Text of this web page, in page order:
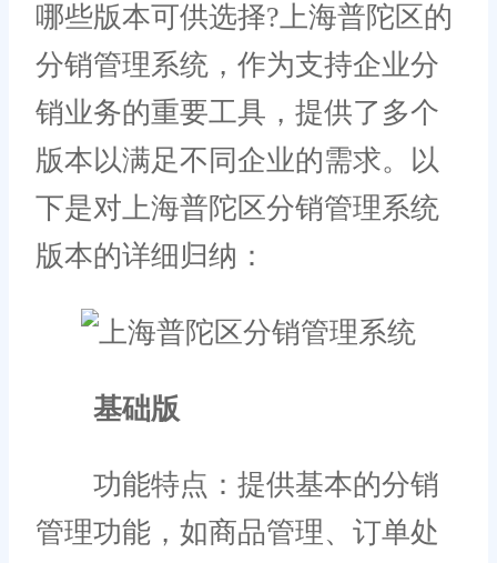
哪些版本可供选择?上海普陀区的
分销管理系统，作为支持企业分
销业务的重要工具，提供了多个
版本以满足不同企业的需求。以
下是对上海普陀区分销管理系统
版本的详细归纳：
基础版
功能特点：提供基本的分销
管理功能，如商品管理、订单处